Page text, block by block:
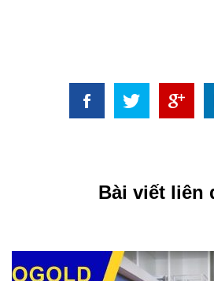
Bài viết liên